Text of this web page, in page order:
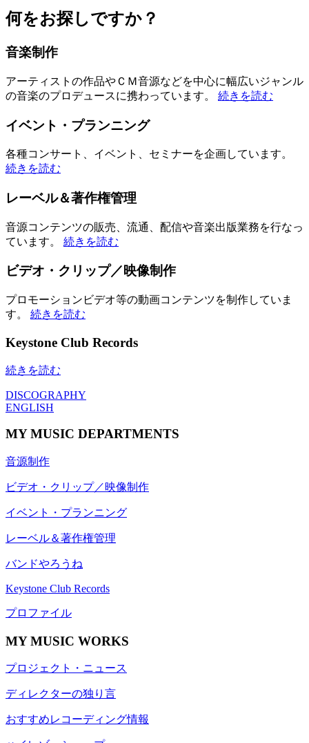
何をお探しですか？
音楽制作
アーティストの作品やＣＭ音源などを中心に幅広いジャンル
の音楽のプロデュースに携わっています。 続きを読む
イベント・プランニング
各種コンサート、イベント、セミナーを企画しています。
続きを読む
レーベル＆著作権管理
音源コンテンツの販売、流通、配信や音楽出版業務を行なっ
ています。 続きを読む
ビデオ・クリップ／映像制作
プロモーションビデオ等の動画コンテンツを制作していま
す。 続きを読む
Keystone Club Records
続きを読む
DISCOGRAPHY
ENGLISH
MY MUSIC DEPARTMENTS
音源制作
ビデオ・クリップ／映像制作
イベント・プランニング
レーベル＆著作権管理
バンドやろうね
Keystone Club Records
プロファイル
MY MUSIC WORKS
プロジェクト・ニュース
ディレクターの独り言
おすすめレコーディング情報